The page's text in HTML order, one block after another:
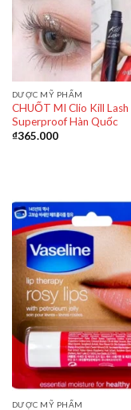
DƯỢC MỸ PHẨM
CHUỐT MI Clio Kill Lash
Superproof Hàn Quốc
₫365.000
DƯỢC MỸ PHẨM